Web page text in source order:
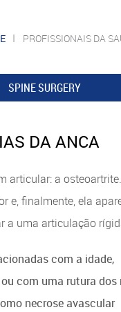
PROFISSIONAIS DA
SPINE SURGERY
DA ANCA
a
finalmente, ela
a uma articulação
com a idade,
com uma rutura
necrose avascular